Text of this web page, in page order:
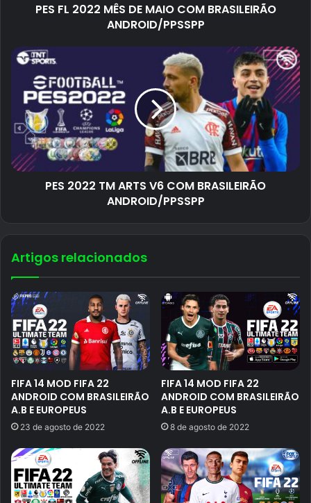
PES FL 2022 MÊS DE MAIO COM BRASILEIRÃO
ANDROID/PPSSPP
PES 2022 TM ARTS V6 COM BRASILEIRÃO
ANDROID/PPSSPP
Artigos relacionados
FIFA 14 MOD FIFA 22
ANDROID COM BRASILEIRÃO
A.B E EUROPEUS
23 de agosto de 2022
FIFA 14 MOD FIFA 22
ANDROID COM BRASILEIRÃO
A.B E EUROPEUS
8 de agosto de 2022